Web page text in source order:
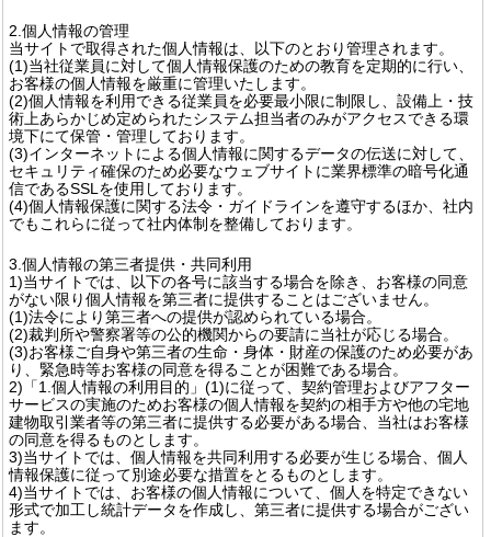
2.個人情報の管理
当サイトで取得された個人情報は、以下のとおり管理されます。
(1)当社従業員に対して個人情報保護のための教育を定期的に行い、
お客様の個人情報を厳重に管理いたします。
(2)個人情報を利用できる従業員を必要最小限に制限し、設備上・技
術上あらかじめ定められたシステム担当者のみがアクセスできる環
境下にて保管・管理しております。
(3)インターネットによる個人情報に関するデータの伝送に対して、
セキュリティ確保のため必要なウェブサイトに業界標準の暗号化通
信であるSSLを使用しております。
(4)個人情報保護に関する法令・ガイドラインを遵守するほか、社内
でもこれらに従って社内体制を整備しております。
3.個人情報の第三者提供・共同利用
1)当サイトでは、以下の各号に該当する場合を除き、お客様の同意
がない限り個人情報を第三者に提供することはございません。
(1)法令により第三者への提供が認められている場合。
(2)裁判所や警察署等の公的機関からの要請に当社が応じる場合。
(3)お客様ご自身や第三者の生命・身体・財産の保護のため必要があ
り、緊急時等お客様の同意を得ることが困難である場合。
2)「1.個人情報の利用目的」(1)に従って、契約管理およびアフター
サービスの実施のためお客様の個人情報を契約の相手方や他の宅地
建物取引業者等の第三者に提供する必要がある場合、当社はお客様
の同意を得るものとします。
3)当サイトでは、個人情報を共同利用する必要が生じる場合、個人
情報保護に従って別途必要な措置をとるものとします。
4)当サイトでは、お客様の個人情報について、個人を特定できない
形式で加工し統計データを作成し、第三者に提供する場合がござい
ます。